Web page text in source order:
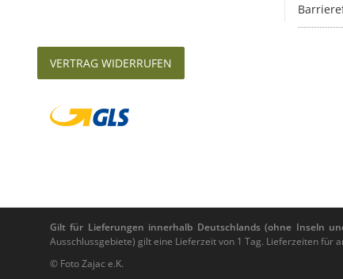
VERTRAG WIDERRUFEN
Gilt für Lieferungen innerhalb Deutschlands (ohne Inseln
Ausschlussgebiete) gilt eine Lieferzeit von 1 Tag. Lieferzeiten
© Foto Zajac e.K.